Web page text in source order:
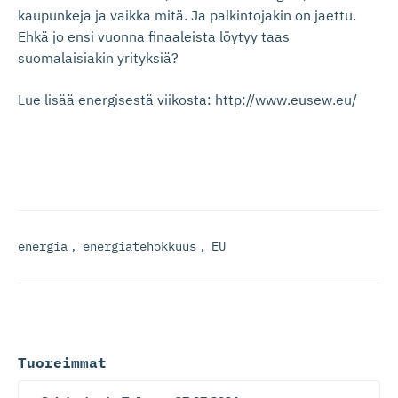
kaupunkeja ja vaikka mitä. Ja palkintojakin on jaettu.
Ehkä jo ensi vuonna finaaleista löytyy taas
suomalaisiakin yrityksiä?
Lue lisää energisestä viikosta: http://www.eusew.eu/
energia , energiatehokkuus , EU
Tuoreimmat